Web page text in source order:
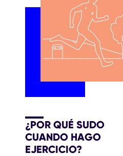
¿POR QUÉ SUDO
CUANDO HAGO
EJERCICIO?